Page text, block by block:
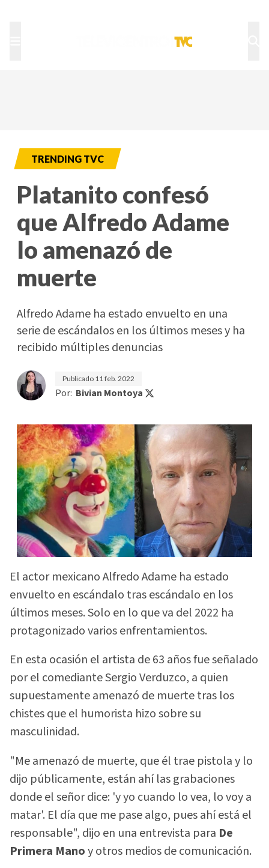
TRENDING TVC
Platanito confesó
que Alfredo Adame
lo amenazó de
muerte
Alfredo Adame ha estado envuelto en una
serie de escándalos en los últimos meses y ha
recibido múltiples denuncias
Publicado 11 feb. 2022
Por: Bivian Montoya
El actor mexicano Alfredo Adame ha estado
envuelto en escándalo tras escándalo en los
últimos meses. Solo en lo que va del 2022 ha
protagonizado varios enfrentamientos.
En esta ocasión el artista de 63 años fue señalado
por el comediante Sergio Verduzco, a quien
supuestamente amenazó de muerte tras los
chistes que el humorista hizo sobre su
masculinidad.
"Me amenazó de muerte, que él trae pistola y lo
dijo públicamente, están ahí las grabaciones
donde el señor dice: 'y yo cuando lo vea, lo voy a
matar'. El día que me pase algo, pues ahí está el
responsable", dijo en una entrevista para De
Primera Manoy otros medios de comunicación.